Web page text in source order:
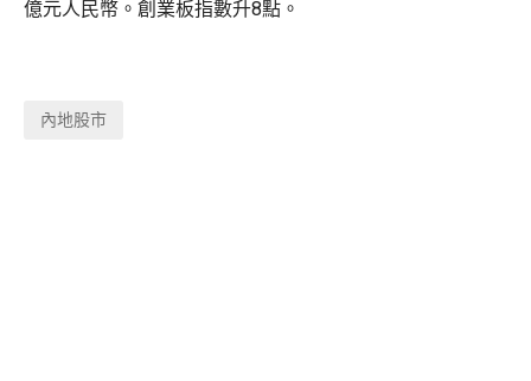
億元人民幣。創業板指數升8點。
內地股市